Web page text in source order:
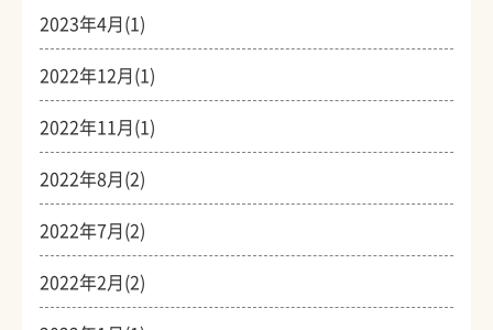
2023年4月(1)
2022年12月(1)
2022年11月(1)
2022年8月(2)
2022年7月(2)
2022年2月(2)